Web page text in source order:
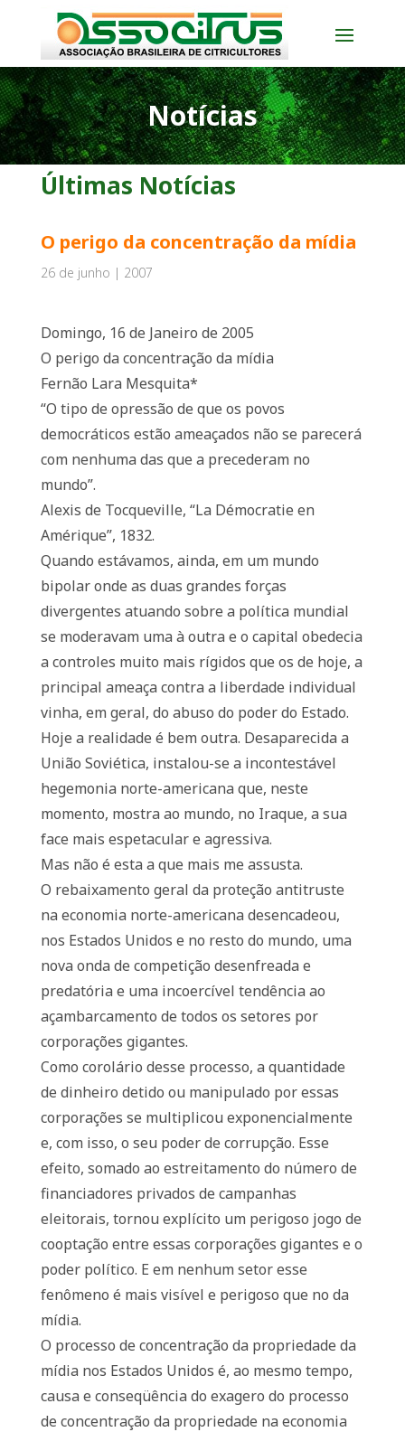
Notícias
Últimas Notícias
O perigo da concentração da mídia
26 de junho | 2007
Domingo, 16 de Janeiro de 2005
O perigo da concentração da mídia
Fernão Lara Mesquita*
“O tipo de opressão de que os povos
democráticos estão ameaçados não se parecerá
com nenhuma das que a precederam no
mundo”.
Alexis de Tocqueville, “La Démocratie en
Amérique”, 1832.
Quando estávamos, ainda, em um mundo
bipolar onde as duas grandes forças
divergentes atuando sobre a política mundial
se moderavam uma à outra e o capital obedecia
a controles muito mais rígidos que os de hoje, a
principal ameaça contra a liberdade individual
vinha, em geral, do abuso do poder do Estado.
Hoje a realidade é bem outra. Desaparecida a
União Soviética, instalou-se a incontestável
hegemonia norte-americana que, neste
momento, mostra ao mundo, no Iraque, a sua
face mais espetacular e agressiva.
Mas não é esta a que mais me assusta.
O rebaixamento geral da proteção antitruste
na economia norte-americana desencadeou,
nos Estados Unidos e no resto do mundo, uma
nova onda de competição desenfreada e
predatória e uma incoercível tendência ao
açambarcamento de todos os setores por
corporações gigantes.
Como corolário desse processo, a quantidade
de dinheiro detido ou manipulado por essas
corporações se multiplicou exponencialmente
e, com isso, o seu poder de corrupção. Esse
efeito, somado ao estreitamento do número de
financiadores privados de campanhas
eleitorais, tornou explícito um perigoso jogo de
cooptação entre essas corporações gigantes e o
poder político. E em nenhum setor esse
fenômeno é mais visível e perigoso que no da
mídia.
O processo de concentração da propriedade da
mídia nos Estados Unidos é, ao mesmo tempo,
causa e conseqüência do exagero do processo
de concentração da propriedade na economia